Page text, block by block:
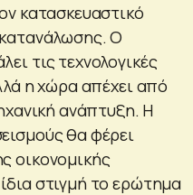
κατασκευαστικό
Ο
τις τεχνολογικές
η χώρα απέχει από
ανάπτυξη. Η
θα φέρει
οικονομικής
στιγμή το ερώτημα